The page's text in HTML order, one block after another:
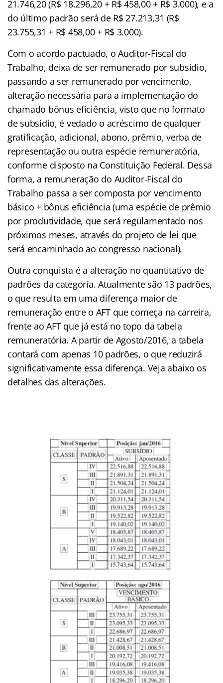
21.746,20 (R$ 18.296,20 + R$ 458,00 + R$ 3.000), e a
do último padrão será de R$ 27.213,31 (R$
23.755,31 + R$ 458,00 + R$ 3.000).
Com o acordo pactuado, o Auditor-Fiscal do
Trabalho, deixa de ser remunerado por subsídio,
passando a ser remunerado por vencimento,
alteração necessária para a implementação do
chamado bônus eficiência, visto que no formato
de subsídio, é vedado o acréscimo de qualquer
gratificação, adicional, abono, prêmio, verba de
representação ou outra espécie remuneratória,
conforme disposto na Constituição Federal. Dessa
forma, a remuneração do Auditor-Fiscal do
Trabalho passa a ser composta por vencimento
básico + bônus eficiência (uma espécie de prêmio
por produtividade, que será regulamentado nos
próximos meses, através do projeto de lei que
será encaminhado ao congresso nacional).
Outra conquista é a alteração no quantitativo de
padrões da categoria. Atualmente são 13 padrões,
o que resulta em uma diferença maior de
remuneração entre o AFT que começa na carreira,
frente ao AFT que já está no topo da tabela
remuneratória. A partir de Agosto/2016, a tabela
contará com apenas 10 padrões, o que reduzirá
significativamente essa diferença. Veja abaixo os
detalhes das alterações.